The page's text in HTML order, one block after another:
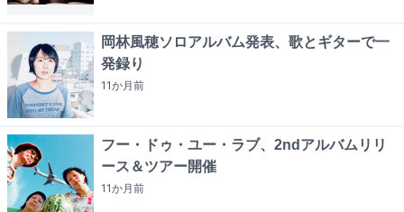
岡林風穂ソロアルバム発表、歌とギターで一
発録り
11か月前
フー・ドゥ・ユー・ラブ、2ndアルバムリリ
ース＆ツアー開催
11か月前